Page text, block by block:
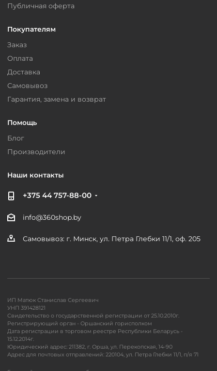
Публичная оферта
Покупателям
Заказ
Оплата
Доставка
Самовывоз
Гарантия, замена и возврат
Помощь
Блог
Производители
Наши контакты
+375 44 757-88-00
info@360shop.by
Самовывоз: г. Минск, ул. Петра Глебки 11/1, оф. 205
ИП Матюк Станислав Сергеевич
УНП 391428121
Свидетельство о государственной регистрации от 25.10.2010г.
Регистрирующий орган - Оршанский горисполком
Дата регистрации в торговом реестре Республики Беларусь -
15.12.2014г.
Юридический адрес: 211382, г. Орша, ул. Перекопская, 14-90
Адрес для почтовых отправлений: 220104, ул. Петра Глебки 11/1, п/я 71